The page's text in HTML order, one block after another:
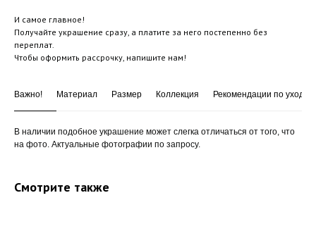
И самое главное!
Получайте украшение сразу, а платите за него постепенно без
переплат.
Чтобы оформить рассрочку, напишите нам!
Важно! Материал Размер Коллекция Рекомендации по уходу
В наличии подобное украшение может слегка отличаться от того, что
на фото. Актуальные фотографии по запросу.
Смотрите также